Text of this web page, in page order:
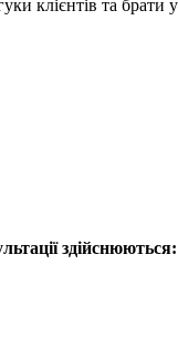
клієнтів та брати